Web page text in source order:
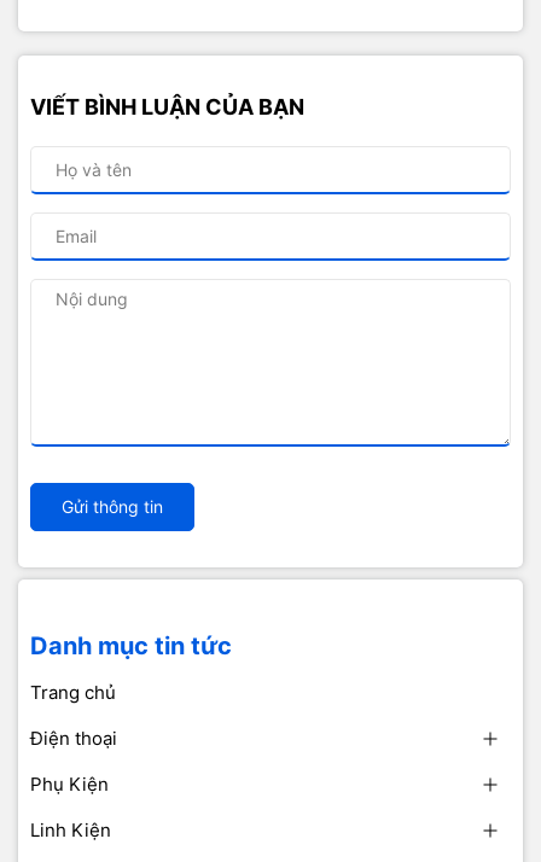
VIẾT BÌNH LUẬN CỦA BẠN
Gửi thông tin
Danh mục tin tức
Trang chủ
Điện thoại
Phụ Kiện
Linh Kiện